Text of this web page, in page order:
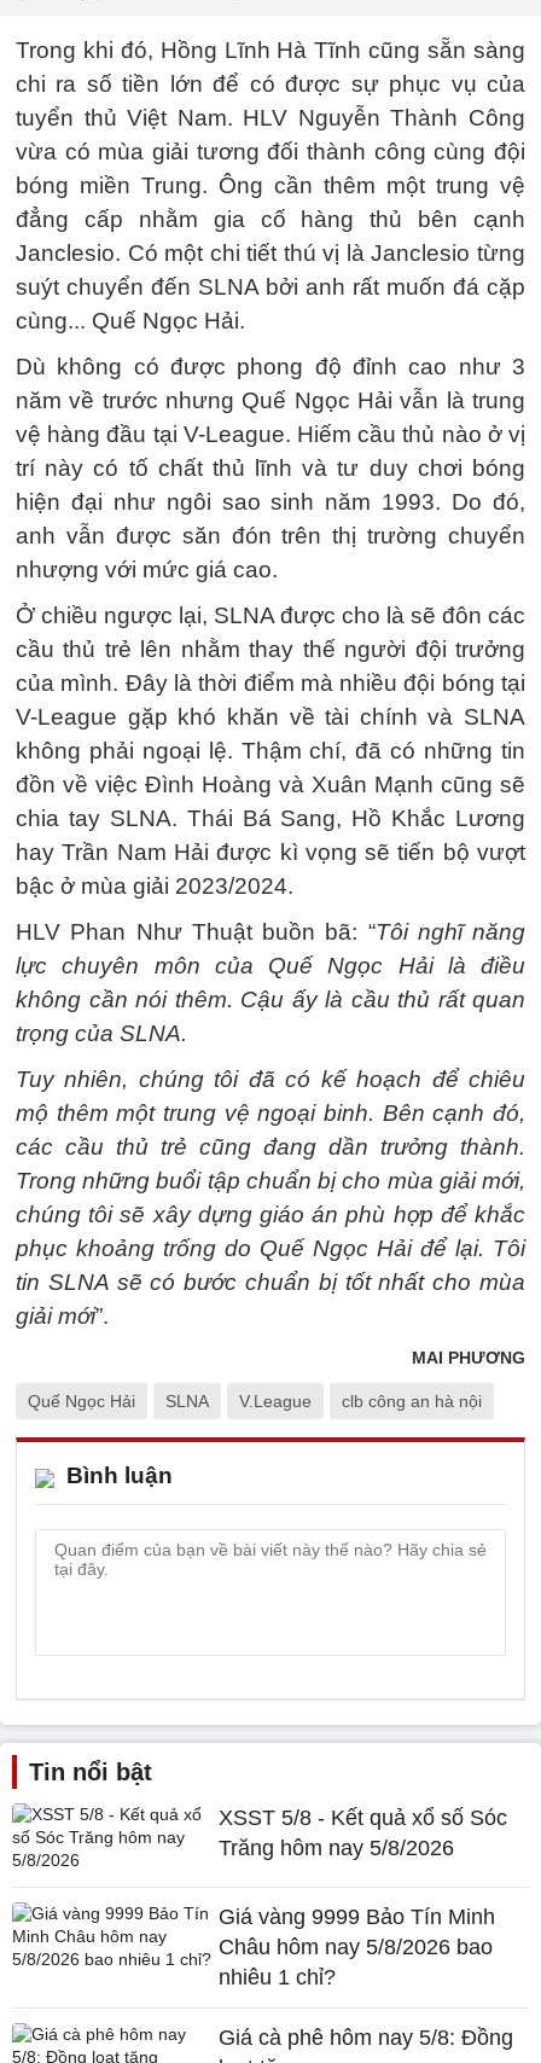
Trong khi đó, Hồng Lĩnh Hà Tĩnh cũng sẵn sàng
chi ra số tiền lớn để có được sự phục vụ của
tuyển thủ Việt Nam. HLV Nguyễn Thành Công
vừa có mùa giải tương đối thành công cùng đội
bóng miền Trung. Ông cần thêm một trung vệ
đẳng cấp nhằm gia cố hàng thủ bên cạnh
Janclesio. Có một chi tiết thú vị là Janclesio từng
suýt chuyển đến SLNA bởi anh rất muốn đá cặp
cùng... Quế Ngọc Hải.
Dù không có được phong độ đỉnh cao như 3
năm về trước nhưng Quế Ngọc Hải vẫn là trung
vệ hàng đầu tại V-League. Hiếm cầu thủ nào ở vị
trí này có tố chất thủ lĩnh và tư duy chơi bóng
hiện đại như ngôi sao sinh năm 1993. Do đó,
anh vẫn được săn đón trên thị trường chuyển
nhượng với mức giá cao.
Ở chiều ngược lại, SLNA được cho là sẽ đôn các
cầu thủ trẻ lên nhằm thay thế người đội trưởng
của mình. Đây là thời điểm mà nhiều đội bóng tại
V-League gặp khó khăn về tài chính và SLNA
không phải ngoại lệ. Thậm chí, đã có những tin
đồn về việc Đình Hoàng và Xuân Mạnh cũng sẽ
chia tay SLNA. Thái Bá Sang, Hồ Khắc Lương
hay Trần Nam Hải được kì vọng sẽ tiến bộ vượt
bậc ở mùa giải 2023/2024.
HLV Phan Như Thuật buồn bã: “Tôi nghĩ năng
lực chuyên môn của Quế Ngọc Hải là điều
không cần nói thêm. Cậu ấy là cầu thủ rất quan
trọng của SLNA.
Tuy nhiên, chúng tôi đã có kế hoạch để chiêu
mộ thêm một trung vệ ngoại binh. Bên cạnh đó,
các cầu thủ trẻ cũng đang dần trưởng thành.
Trong những buổi tập chuẩn bị cho mùa giải mới,
chúng tôi sẽ xây dựng giáo án phù hợp để khắc
phục khoảng trống do Quế Ngọc Hải để lại. Tôi
tin SLNA sẽ có bước chuẩn bị tốt nhất cho mùa
giải mới”.
MAI PHƯƠNG
Quế Ngọc Hải SLNA V.League clb công an hà nội
Bình luận
Tin nổi bật
XSST 5/8 - Kết quả xổ số Sóc
Trăng hôm nay 5/8/2026
Giá vàng 9999 Bảo Tín Minh
Châu hôm nay 5/8/2026 bao
nhiêu 1 chỉ?
Giá cà phê hôm nay 5/8: Đồng